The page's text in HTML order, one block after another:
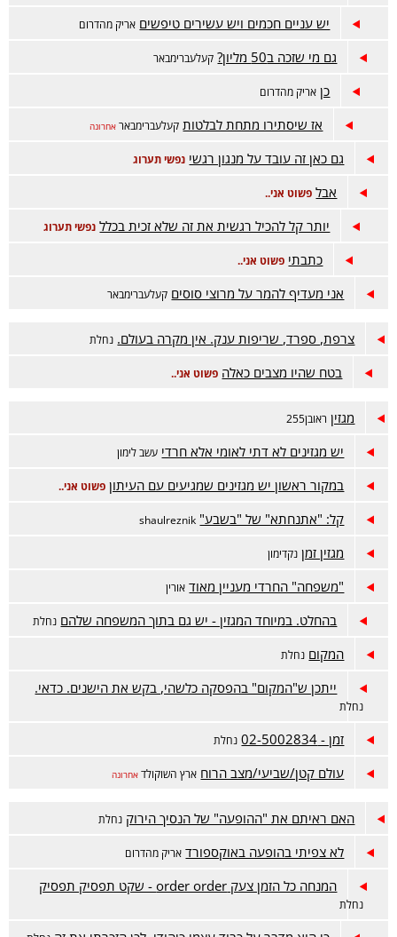
יש עניים חכמים ויש עשירים טיפשים אריק מהדרום
גם מי שזכה ב50 מליון? קעלעברימבאר
כן אריק מהדרום
אז שיסתירו מתחת לבלטות קעלעברימבאר אחרונה
גם כאן זה עובד על מנגון רגשי נפשי תערוג
אבל פשוט אני..
יותר קל להכיל רגשית את זה שלא זכית בכלל נפשי תערוג
כתבתי פשוט אני..
אני מעדיף להמר על מרוצי סוסים קעלעברימבאר
צרפת, ספרד, שריפות ענק. אין מקרה בעולם. נחלת
בטח שהיו מצבים כאלה פשוט אני..
מגזין ראובן255
יש מגזינים לא דתי לאומי אלא חרדי עשב לימון
במקור ראשון יש מגזינים שמגיעים עם העיתון פשוט אני..
קל: "אתנחתא" של "בשבע" shaulreznik
מגזין זמן נקדימון
"משפחה" החרדי מעניין מאוד אורין
בהחלט. במיוחד המגזין - יש גם בתוך המשפחה שלהם נחלת
המקום נחלת
ייתכן ש"המקום" בהפסקה כלשהי, בקש את הישנים. כדאי.
נחלת
זמן - 02-5002834 נחלת
עולם קטן/שביעי/מצב הרוח ארץ השוקולד אחרונה
האם ראיתם את "ההופעה" של הנסיך הירוק נחלת
לא צפיתי בהופעה באוקספורד אריק מהדרום
המנחה כל הזמן צעק order order - שקט תפסיק תפסיק
נחלת